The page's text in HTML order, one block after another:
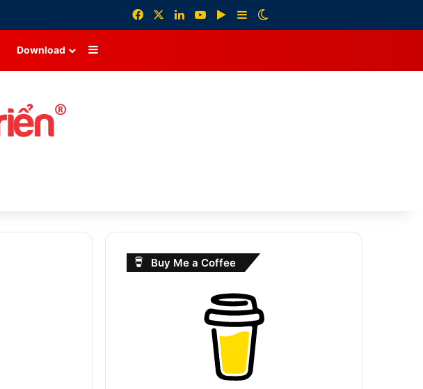
FacebookLinkedInYouTubeGoogle Play
Sidebar
Download Sidebar
Buy Me a Coffee